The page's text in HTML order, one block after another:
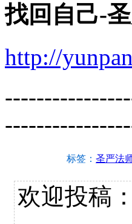
找回自己-
http://
标签： 圣严法
欢迎投稿